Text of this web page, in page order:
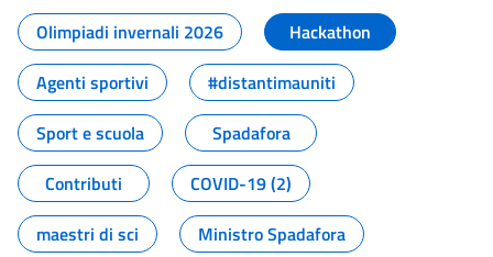
Olimpiadi invernali 2026
Hackathon
Agenti sportivi
#distantimauniti
Sport e scuola
Spadafora
Contributi
COVID-19 (2)
maestri di sci
Ministro Spadafora